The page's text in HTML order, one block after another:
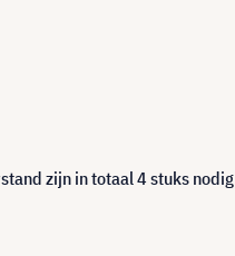
zijn in totaal 4 stuks nodig